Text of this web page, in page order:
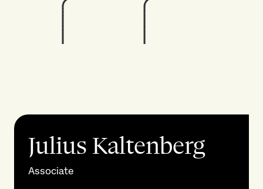
Julius Kaltenberg
Associate